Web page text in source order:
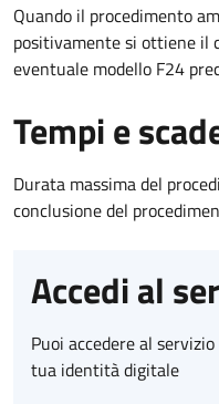
Quando il procedimento
positivamente si ottiene il
eventuale modello F24
Tempi e
Durata massima del
conclusione del
Accedi al
Puoi accedere al
tua identità digitale